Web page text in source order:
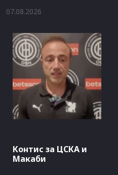
07.08.2026
Контис за ЦСКА и
Макаби